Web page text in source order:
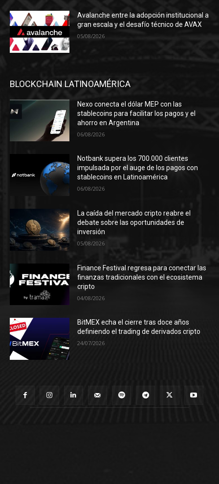
Avalanche entre la adopción institucional a
gran escala y el desafío técnico de AVAX
05/08/2026
BLOCKCHAIN LATINOAMÉRICA
Nexo conecta el dólar MEP con las
stablecoins para facilitar los pagos y el
ahorro en Argentina
06/08/2026
Notbank supera los 700.000 clientes
impulsada por el auge de los pagos con
stablecoins en Latinoamérica
06/08/2026
La caída del mercado cripto reabre el
debate sobre las oportunidades de
inversión
05/08/2026
Finance Festival regresa para conectar las
finanzas tradicionales con el ecosistema
cripto
04/08/2026
BitMEX echa el cierre tras doce años
definiendo el trading de derivados cripto
24/07/2026